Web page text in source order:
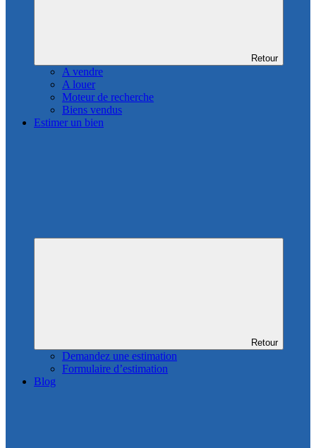
Retour
A vendre
A louer
Moteur de recherche
Biens vendus
Estimer un bien
Retour
Demandez une estimation
Formulaire d’estimation
Blog